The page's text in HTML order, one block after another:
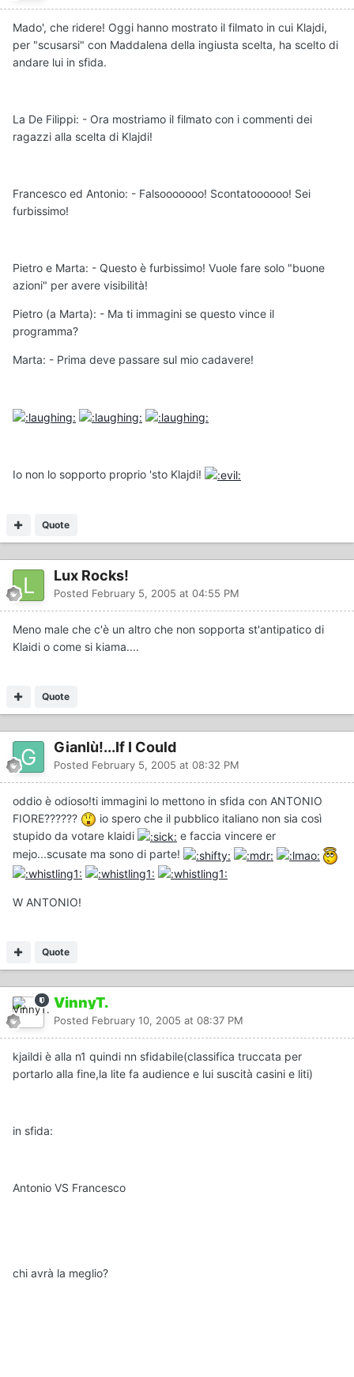
Mado', che ridere! Oggi hanno mostrato il filmato in cui Klajdi,
per "scusarsi" con Maddalena della ingiusta scelta, ha scelto di
andare lui in sfida.
La De Filippi: - Ora mostriamo il filmato con i commenti dei
ragazzi alla scelta di Klajdi!
Francesco ed Antonio: - Falsooooooo! Scontatoooooo! Sei
furbissimo!
Pietro e Marta: - Questo è furbissimo! Vuole fare solo "buone
azioni" per avere visibilità!
Pietro (a Marta): - Ma ti immagini se questo vince il
programma?
Marta: - Prima deve passare sul mio cadavere!
Io non lo sopporto proprio 'sto Klajdi!
Quote
Lux Rocks!
Posted February 5, 2005 at 04:55 PM
Meno male che c'è un altro che non sopporta st'antipatico di
Klaidi o come si kiama....
Quote
Gianlù!...If I Could
Posted February 5, 2005 at 08:32 PM
oddio è odioso!ti immagini lo mettono in sfida con ANTONIO
FIORE??????
io spero che il pubblico italiano non sia così
stupido da votare klaidi
e faccia vincere er
mejo...scusate ma sono di parte!
W ANTONIO!
Quote
VinnyT.
Posted February 10, 2005 at 08:37 PM
kjaildi è alla n1 quindi nn sfidabile(classifica truccata per
portarlo alla fine,la lite fa audience e lui suscità casini e liti)
in sfida:
Antonio VS Francesco
chi avrà la meglio?